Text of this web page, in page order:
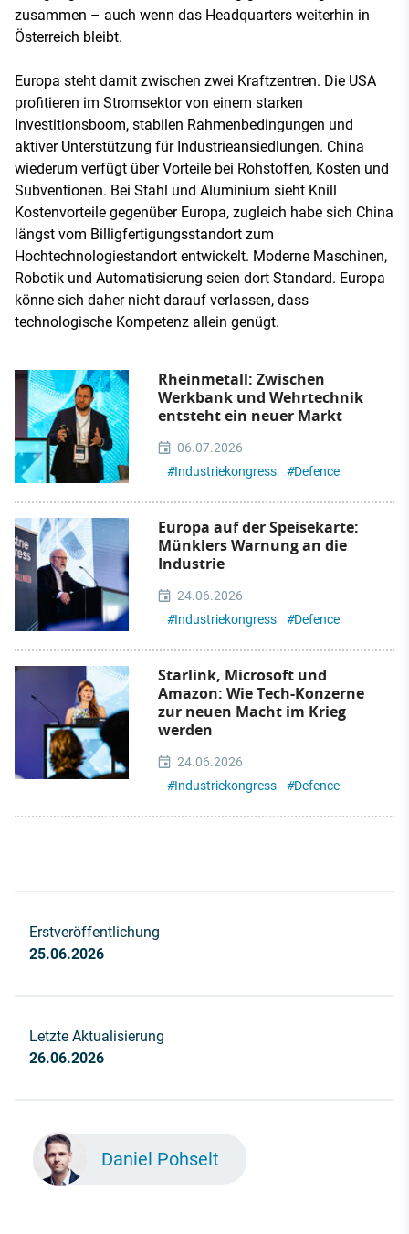
zusammen – auch wenn das Headquarters weiterhin in
Österreich bleibt.
Europa steht damit zwischen zwei Kraftzentren. Die USA
profitieren im Stromsektor von einem starken
Investitionsboom, stabilen Rahmenbedingungen und
aktiver Unterstützung für Industrieansiedlungen. China
wiederum verfügt über Vorteile bei Rohstoffen, Kosten und
Subventionen. Bei Stahl und Aluminium sieht Knill
Kostenvorteile gegenüber Europa, zugleich habe sich China
längst vom Billigfertigungsstandort zum
Hochtechnologiestandort entwickelt. Moderne Maschinen,
Robotik und Automatisierung seien dort Standard. Europa
könne sich daher nicht darauf verlassen, dass
technologische Kompetenz allein genügt.
Rheinmetall: Zwischen
Werkbank und Wehrtechnik
entsteht ein neuer Markt
06.07.2026
#Industriekongress #Defence
Europa auf der Speisekarte:
Münklers Warnung an die
Industrie
24.06.2026
#Industriekongress #Defence
Starlink, Microsoft und
Amazon: Wie Tech-Konzerne
zur neuen Macht im Krieg
werden
24.06.2026
#Industriekongress #Defence
Erstveröffentlichung
25.06.2026
Letzte Aktualisierung
26.06.2026
Daniel Pohselt